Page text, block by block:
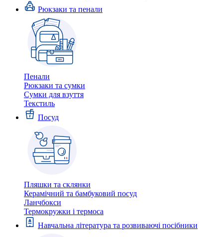
Рюкзаки та пенали
Пенали
Рюкзаки та сумки
Сумки для взуття
Текстиль
Посуд
Пляшки та склянки
Керамічний та бамбуковий посуд
Ланчбокси
Термокружки і термоса
Навчальна література та розвиваючі посібники